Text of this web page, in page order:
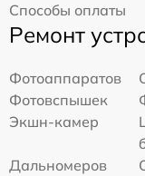
Способы оплаты
Ремонт
Фотоаппаратов
Фотовспышек
Экшн-камер
Дальномеров